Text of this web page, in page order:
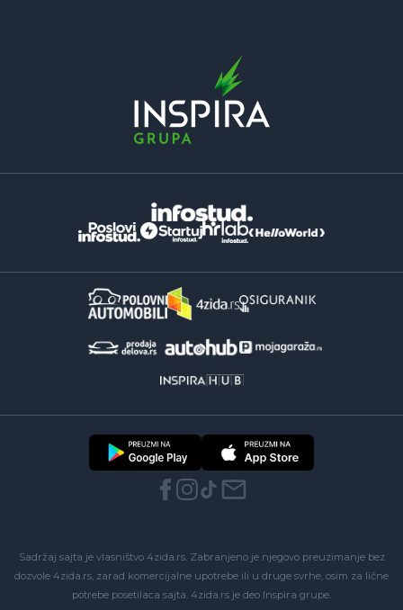
Sadržaj sajta je vlasništvo 4zida.rs. Zabranjeno je njegovo preuzimanje bez
dozvole 4zida.rs, zarad komercijalne upotrebe ili u druge svrhe, osim za lične
potrebe posetilaca sajta. 4zida.rs je deo Inspira grupe.